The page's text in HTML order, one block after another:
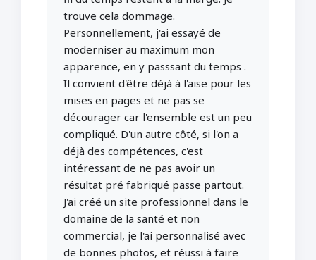
trouve cela dommage.
Personnellement, j'ai essayé de
moderniser au maximum mon
apparence, en y passsant du temps .
Il convient d'être déjà à l'aise pour les
mises en pages et ne pas se
décourager car l'ensemble est un peu
compliqué. D'un autre côté, si l'on a
déjà des compétences, c'est
intéressant de ne pas avoir un
résultat pré fabriqué passe partout.
J'ai créé un site professionnel dans le
domaine de la santé et non
commercial, je l'ai personnalisé avec
de bonnes photos, et réussi à faire